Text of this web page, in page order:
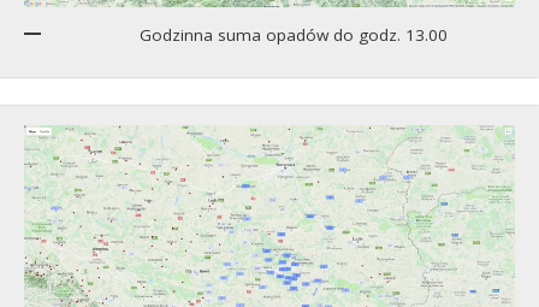
Godzinna suma opadów do godz. 13.00